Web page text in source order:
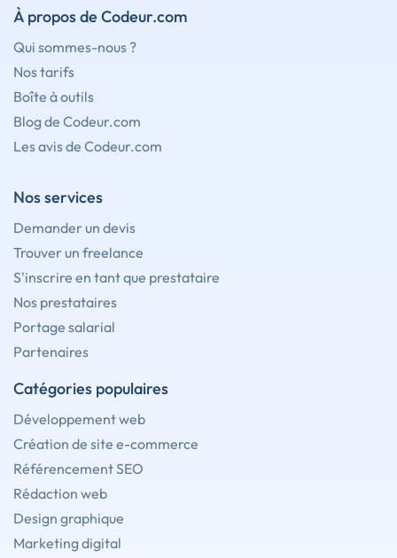
À propos de Codeur.com
Qui sommes-nous ?
Nos tarifs
Boîte à outils
Blog de Codeur.com
Les avis de Codeur.com
Nos services
Demander un devis
Trouver un freelance
S'inscrire en tant que prestataire
Nos prestataires
Portage salarial
Partenaires
Catégories populaires
Développement web
Création de site e-commerce
Référencement SEO
Rédaction web
Design graphique
Marketing digital